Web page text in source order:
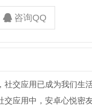
咨询QQ
社交应用已成为我们生
交应用中，安卓心悦密